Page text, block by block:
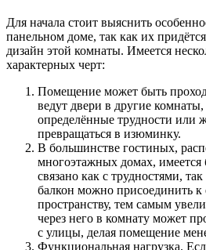
Для начала стоит выяснить
панельном доме, так как их
дизайн этой комнаты. Имеется
характерных черт:
Помещение может быть
ведут двери в другие комнаты,
определённые трудности или
превращаться в изюминку.
В большинстве гостиных,
многоэтажных домах,
связано как с трудностями,
балкон можно присоединить
пространству, тем самым
через него в комнату может
с улицы, делая помещение
Функциональная нагрузка.